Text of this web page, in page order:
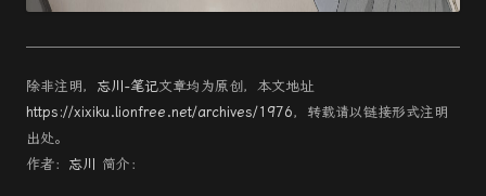
除非注明， 忘川-笔记文章均为原创，本文地址
https://xixiku.lionfree.net/archives/1976，转载请以链接形式注明
出处。
作者： 忘川 简介：